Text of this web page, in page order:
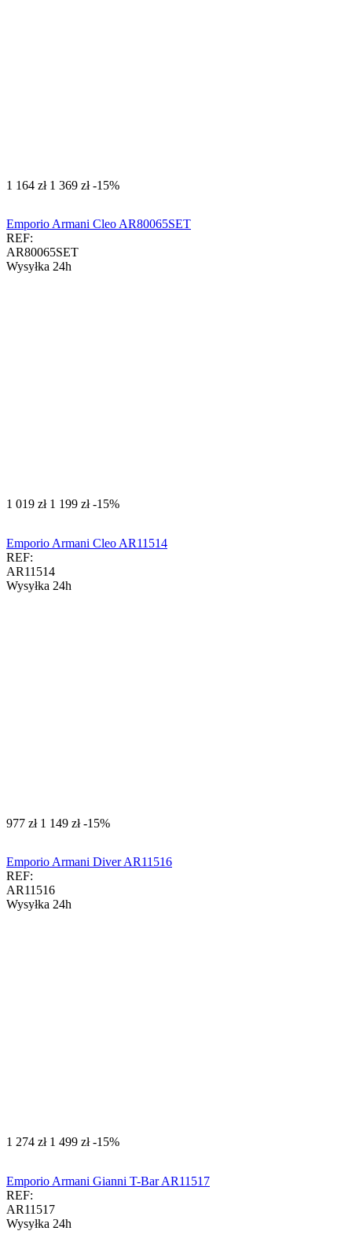
‍1 164‍ zł ‍1 369‍ zł -15%
Emporio Armani Cleo AR80065SET
REF:
AR80065SET
Wysyłka 24h
‍1 019‍ zł ‍1 199‍ zł -15%
Emporio Armani Cleo AR11514
REF:
AR11514
Wysyłka 24h
‍977‍ zł ‍1 149‍ zł -15%
Emporio Armani Diver AR11516
REF:
AR11516
Wysyłka 24h
‍1 274‍ zł ‍1 499‍ zł -15%
Emporio Armani Gianni T-Bar AR11517
REF:
AR11517
Wysyłka 24h